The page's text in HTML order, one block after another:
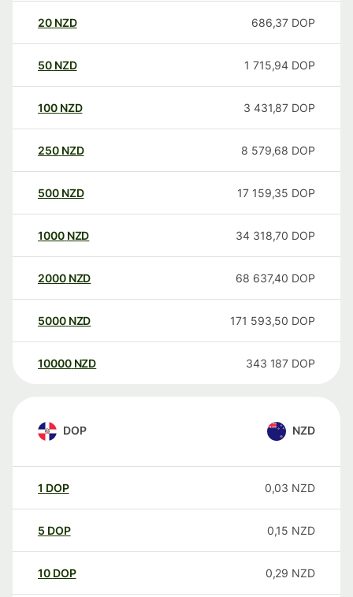
20 NZD 686,37 DOP
50 NZD 1 715,94 DOP
100 NZD 3 431,87 DOP
250 NZD 8 579,68 DOP
500 NZD 17 159,35 DOP
1000 NZD 34 318,70 DOP
2000 NZD 68 637,40 DOP
5000 NZD 171 593,50 DOP
10000 NZD 343 187 DOP
DOP NZD
1 DOP 0,03 NZD
5 DOP 0,15 NZD
10 DOP 0,29 NZD